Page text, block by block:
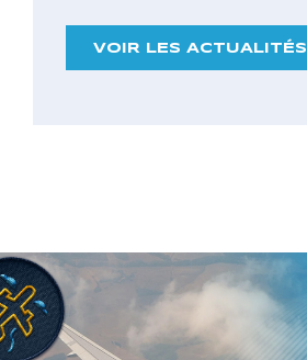
VOIR LES ACTUALITÉS